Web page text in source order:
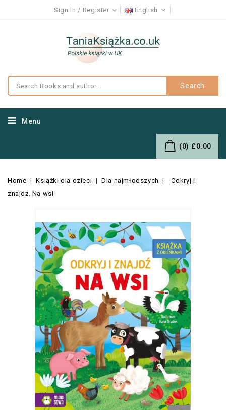
Sign In Register English
Search
Menu
(0) £0.00
Home Książki dla dzieci Dla najmłodszych
Odkryj i
znajdź. Na wsi